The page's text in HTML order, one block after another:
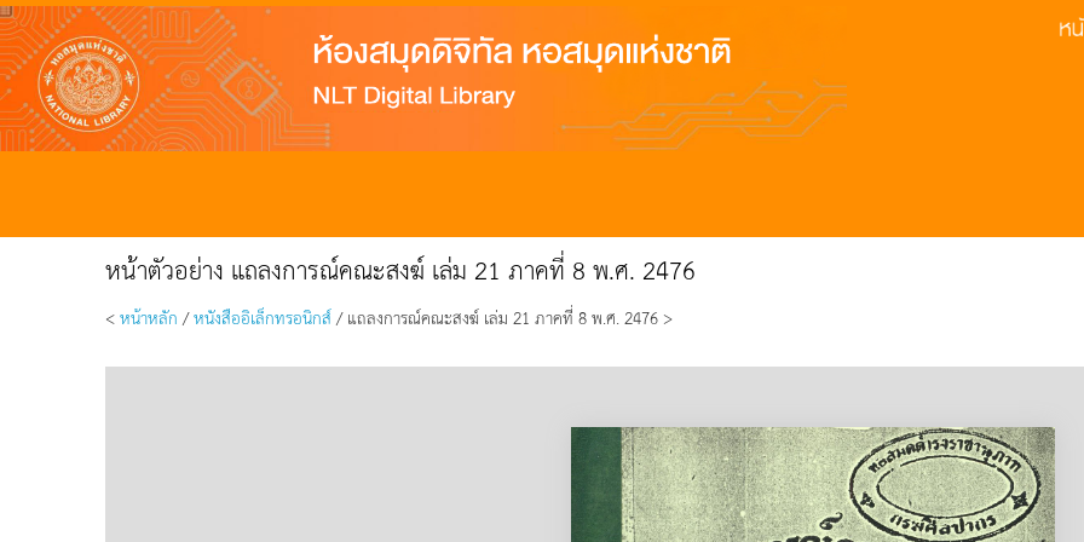
หน้าตัวอย่าง แถลงการณ์คณะสงฆ์ เล่ม 21 ภาคที่ 8 พ.ศ. 2476
<หน้าหลัก /หนังสืออิเล็กทรอนิกส์/ แถลงการณ์คณะสงฆ์ เล่ม 21 ภาคที่ 8 พ.ศ. 2476 >